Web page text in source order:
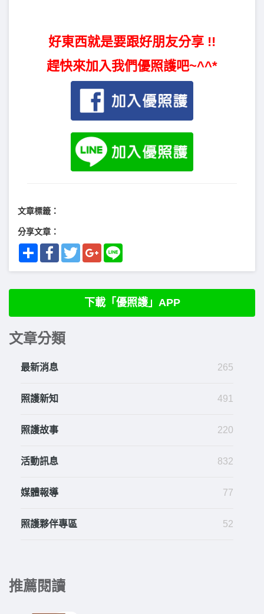
好東西就是要跟好朋友分享 !!
趕快來加入我們優照護吧~^^*
文章標籤：
分享文章：
Share FacebookTwitterGoogle+
下載「優照護」APP
文章分類
最新消息 265
照護新知 491
照護故事 220
活動訊息 832
媒體報導 77
照護夥伴專區 52
推薦閱讀